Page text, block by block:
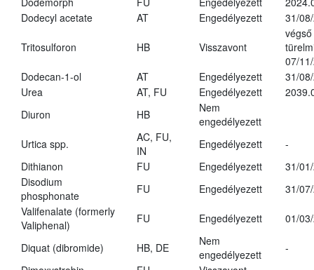
Dodecyl acetate
AT Engedélyezett 31/
Tritosulforon HB Visszavont
végső
07/
Dodecan-1-ol
AT Engedélyezett
31/
Urea
AT, FU Engedélyezett
Diuron
HB
Nem
engedélyezett
Urtica spp.
AC, FU,
IN
Engedélyezett
-
Dithianon
FU Engedélyezett
31/
Disodium
phosphonate
FU Engedélyezett
31/
Valifenalate (formerly
Valiphenal)
FU Engedélyezett 01/
Diquat (dibromide) HB, DE
Nem
engedélyezett
-